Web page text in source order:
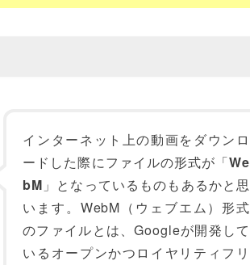
インターネット上の動画をダウンロ
ードした際にファイルの形式が「We
bM 」となっているものもあるかと思
います。WebM（ウェブエム）形式
のファイルとは、Googleが開発して
いるオープンかつロイヤリティフリ